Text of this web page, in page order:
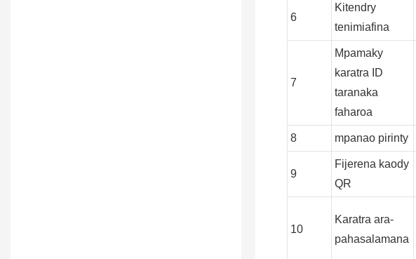
6
Kitendry
tenimiafina
7
Mpamaky
karatra ID
taranaka
faharoa
8 mpanao pirinty
9
Fijerena kaody
QR
10
Karatra ara-
pahasalamana